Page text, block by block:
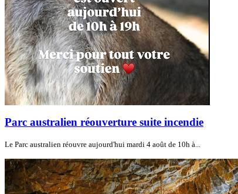
Parc australien réouverture suite incendie
Le Parc australien réouvre aujourd'hui mardi 4 août de 10h à...